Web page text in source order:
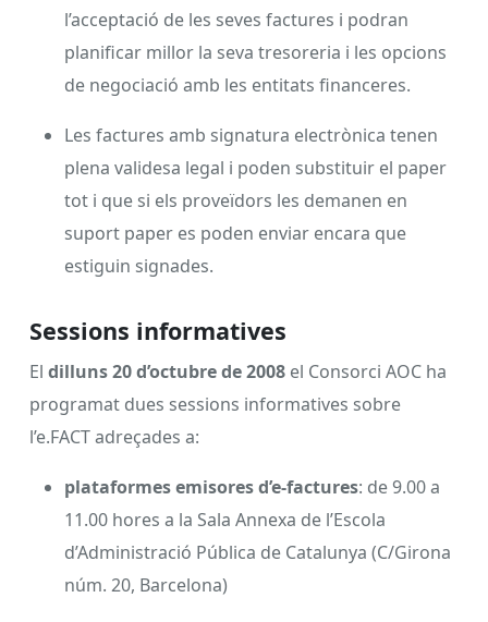
l’acceptació de les seves factures i podran
planificar millor la seva tresoreria i les opcions
de negociació amb les entitats financeres.
Les factures amb signatura electrònica tenen
plena validesa legal i poden substituir el paper
tot i que si els proveïdors les demanen en
suport paper es poden enviar encara que
estiguin signades.
Sessions informatives
El dilluns 20 d’octubre de 2008 el Consorci AOC ha
programat dues sessions informatives sobre
l’e.FACT adreçades a:
plataformes emisores d’e-factures: de 9.00 a
11.00 hores a la Sala Annexa de l’Escola
d’Administració Pública de Catalunya (C/Girona
núm. 20, Barcelona)